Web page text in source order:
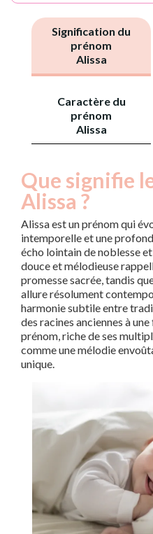
Signification du
prénom
Alissa
Caractère du
prénom
Alissa
Que signifie
Alissa ?
Alissa est un prénom qui
intemporelle et une
écho lointain de noblesse
douce et mélodieuse
promesse sacrée, tandis
allure résolument
harmonie subtile entre
des racines anciennes à
prénom, riche de ses
comme une mélodie
unique.